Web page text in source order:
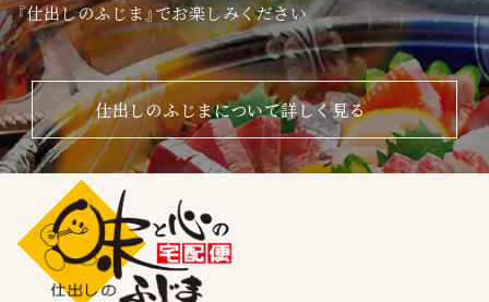
『仕出しのふじま』でお楽しみください
仕出しのふじまについて詳しく見る